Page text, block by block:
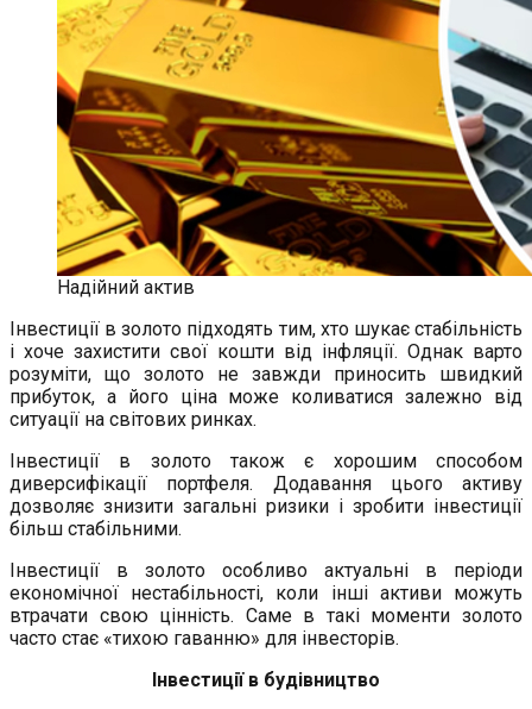
Надійний актив
Інвестиції в золото підходять тим, хто шукає стабільність
і хоче захистити свої кошти від інфляції. Однак варто
розуміти, що золото не завжди приносить швидкий
прибуток, а його ціна може коливатися залежно від
ситуації на світових ринках.
Інвестиції в золото також є хорошим способом
диверсифікації портфеля. Додавання цього активу
дозволяє знизити загальні ризики і зробити інвестиції
більш стабільними.
Інвестиції в золото особливо актуальні в періоди
економічної нестабільності, коли інші активи можуть
втрачати свою цінність. Саме в такі моменти золото
часто стає «тихою гаванню» для інвесторів.
Інвестиції в будівництво